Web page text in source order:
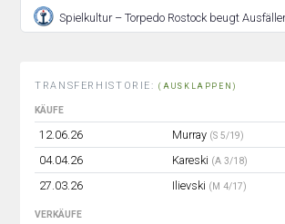
Spielkultur – Torpedo Rostock beugt
TRANSFERHISTORIE:(AUSKLAPPEN)
KÄUFE
12.06.26 Murray (S 5/19)
04.04.26
Kareski (A 3/18)
27.03.26
Ilievski (M 4/17)
VERKÄUFE